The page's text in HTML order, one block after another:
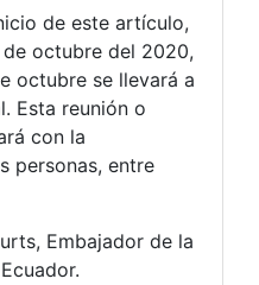
de este artículo,
octubre del 2020,
octubre se llevará a
Esta reunión o
con la
personas, entre
Embajador de la